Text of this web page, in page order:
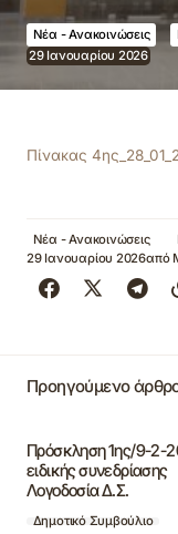
Νέα - Ανακοινώσεις
29 Ιανουαρίου 2026
Πίνακας
Νέα - Ανακοινώσεις
29 Ιανουαρίου 2026από
Προηγούμενο
Πρόσκληση 1ης/9-2-
ειδικής συνεδρίασης
Λογοδοσία Δ.Σ.
Δημοτικό Συμβούλιο